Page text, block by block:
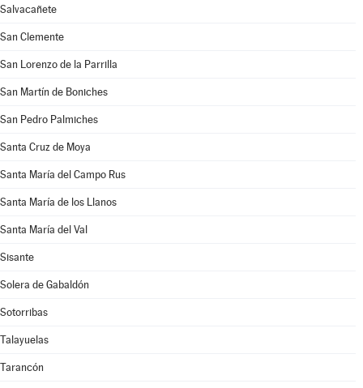
Salvacañete
San Clemente
San Lorenzo de la Parrilla
San Martín de Boniches
San Pedro Palmiches
Santa Cruz de Moya
Santa María del Campo Rus
Santa María de los Llanos
Santa María del Val
Sisante
Solera de Gabaldón
Sotorribas
Talayuelas
Tarancón